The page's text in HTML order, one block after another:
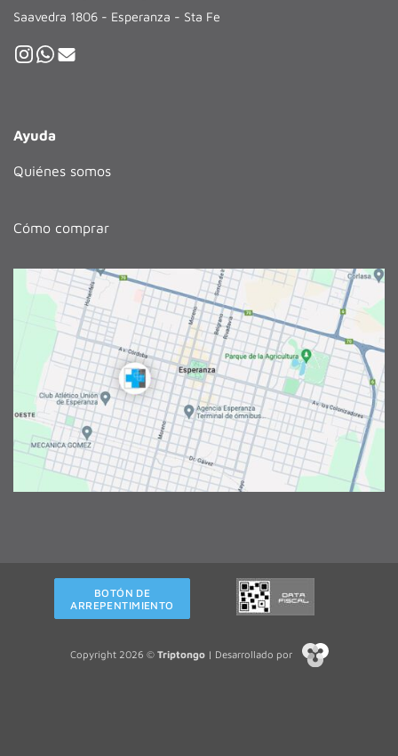
Saavedra 1806 - Esperanza - Sta Fe
Ayuda
Quiénes somos
Cómo comprar
BOTÓN DE
ARREPENTIMIENTO
Copyright 2026 © Triptongo| Desarrollado por